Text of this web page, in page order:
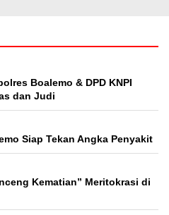
Boalemo & DPD KNPI
dan Judi
Siap Tekan Angka Penyakit
Kematian” Meritokrasi di